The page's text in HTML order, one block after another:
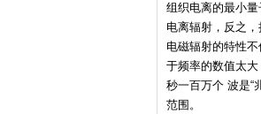
组织电离的最小
电离辐射，反之
电磁辐射的特性
于频率的数值太
秒一百万个 波是“
范围。